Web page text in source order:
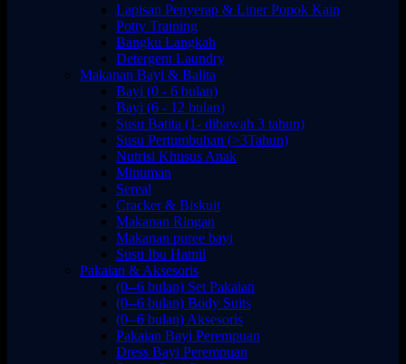
Lapisan Penyerap & Liner Popok Kain
Potty Training
Bangku Langkah
Detergent Laundry
Makanan Bayi & Balita
Bayi (0 - 6 bulan)
Bayi (6 - 12 bulan)
Susu Batita (1- dibawah 3 tahun)
Susu Pertumbuhan (>3Tahun)
Nutrisi Khusus Anak
Minuman
Sereal
Cracker & Biskuit
Makanan Ringan
Makanan puree bayi
Susu Ibu Hamil
Pakaian & Aksesoris
(0--6 bulan) Set Pakaian
(0--6 bulan) Body Suits
(0--6 bulan) Aksesoris
Pakaian Bayi Perempuan
Dress Bayi Perempuan